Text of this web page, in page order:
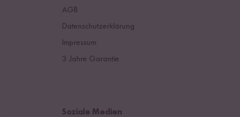
Österreich
Niederlande
AGB
Datenschutzerklärung
Impressum
3 Jahre Garantie
Soziale Medien